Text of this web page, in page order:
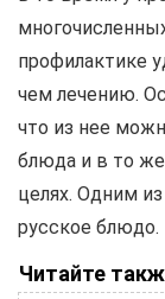
профилактике
чем лечению.
что из нее
блюда и в то
целях. Одним
русское блюдо.
Читайте